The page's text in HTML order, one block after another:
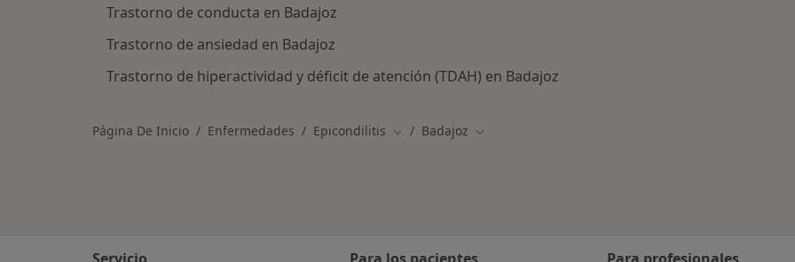
Trastorno de conducta en Badajoz
Trastorno de ansiedad en Badajoz
Trastorno de hiperactividad y déficit de atención (TDAH) en Badajoz
Página De Inicio Enfermedades Epicondilitis Cambiar de ciudad
Badajoz Cambiar de ciudad